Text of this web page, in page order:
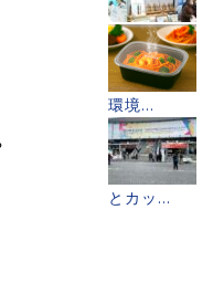
環境...
とカッ...